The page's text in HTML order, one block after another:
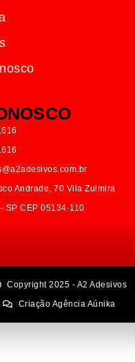
Andrade, 70 Vila Zulmira
SP CEP 05134-110
Copyright 2025 - A2 Adesivos
Criação Agência Aúnika